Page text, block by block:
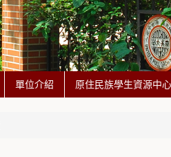
單位介紹 原住民族學生資源中